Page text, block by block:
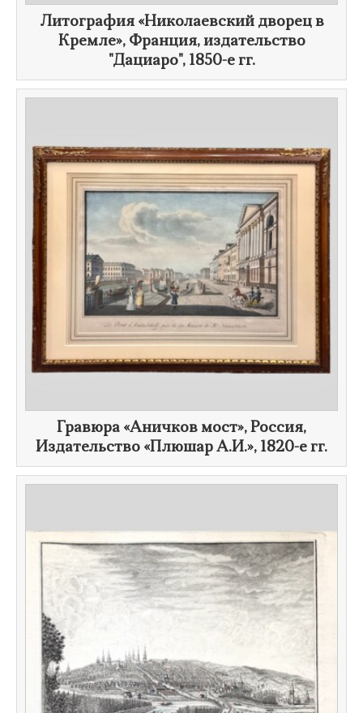
​Литография «Николаевский дворец в
Кремле», Франция, издательство
"Дациаро", 1850-е гг.
Гравюра «Аничков мост», Россия,
Издательство «Плюшар А.И.», 1820-е гг.